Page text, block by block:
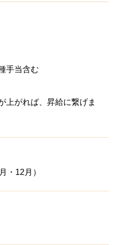
手当含む
上がれば、昇給に繋げま
・12月）